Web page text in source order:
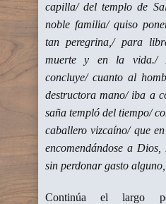
capilla/ del templo de
noble familia/ quiso
tan peregrina,/ para
muerte y en la vida./
concluye/ cuanto al
destructora mano/ iba a
saña templó del tiempo/
caballero vizcaíno/ que
encomendándose a
sin perdonar gasto
Continúa el largo